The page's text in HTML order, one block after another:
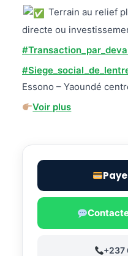
Terrain au relief
directe ou
Essono – Yaoundé
Voir plus
+237